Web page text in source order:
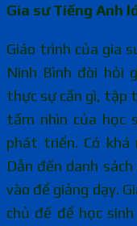
Gia sư Tiếng Anh
Giáo trình của gia
Ninh Bình đòi hỏi
thực sự cần gì, tập
tầm nhìn của học
phát triển. Có khá
Dẫn đến danh
vào để giảng dạy.
chủ đề để học